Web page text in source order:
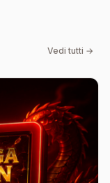
Vedi tutti →